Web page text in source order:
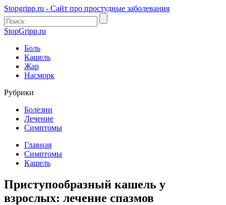
Stopgripp.ru - Cайт про простудные заболевания
StopGripp.ru
Боль
Кашель
Жар
Насморк
Рубрики
Болезни
Лечение
Симптомы
Главная
Симптомы
Кашель
Приступообразный кашель у
взрослых: лечение спазмов